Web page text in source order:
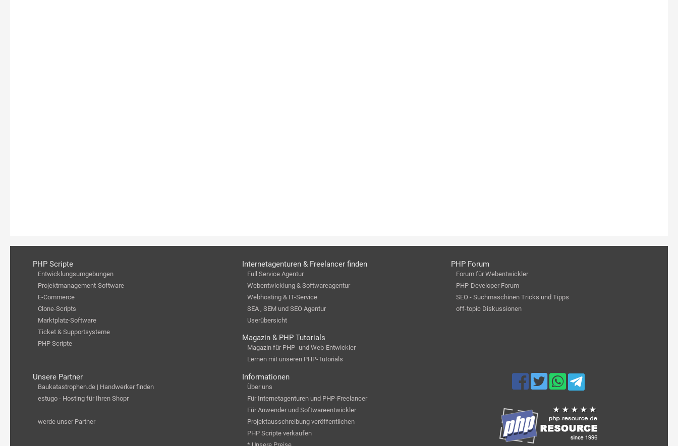
PHP Scripte
Entwicklungsumgebungen
Projektmanagement-Software
E-Commerce
Clone-Scripts
Marktplatz-Software
Ticket & Supportsysteme
PHP Scripte
Internetagenturen & Freelancer finden
Full Service Agentur
Webentwicklung & Softwareagentur
Webhosting & IT-Service
SEA , SEM und SEO Agentur
Userübersicht
Magazin & PHP Tutorials
Magazin für PHP- und Web-Entwickler
Lernen mit unseren PHP-Tutorials
PHP Forum
Forum für Webentwickler
PHP-Developer Forum
SEO - Suchmaschinen Tricks und Tipps
off-topic Diskussionen
Unsere Partner
Baukatastrophen.de | Handwerker finden
estugo - Hosting für Ihren Shopr
werde unser Partner
Informationen
Über uns
Für Internetagenturen und PHP-Freelancer
Für Anwender und Softwareentwickler
Projektausschreibung veröffentlichen
PHP Scripte verkaufen
* Unsere Preise